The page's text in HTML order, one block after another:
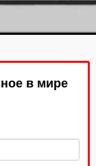
в мире